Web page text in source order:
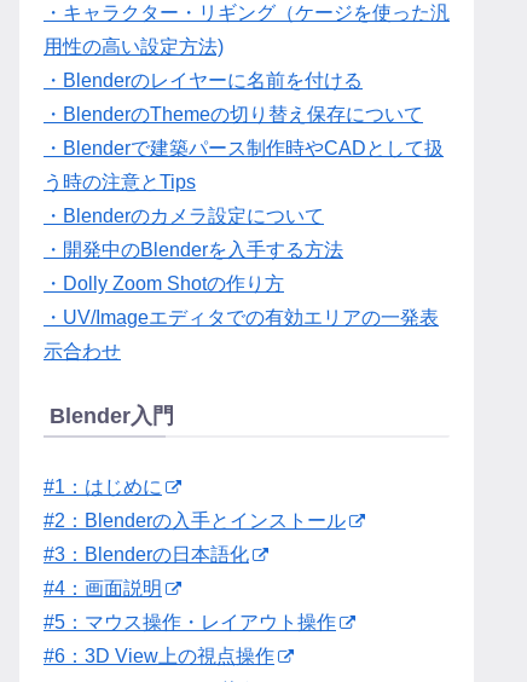
・キャラクター・リギング（ケージを使った汎
用性の高い設定方法)
・Blenderのレイヤーに名前を付ける
・BlenderのThemeの切り替え保存について
・Blenderで建築パース制作時やCADとして扱
う時の注意とTips
・Blenderのカメラ設定について
・開発中のBlenderを入手する方法
・Dolly Zoom Shotの作り方
・UV/Imageエディタでの有効エリアの一発表
示合わせ
Blender入門
#1：はじめに
#2：Blenderの入手とインストール
#3：Blenderの日本語化
#4：画面説明
#5：マウス操作・レイアウト操作
#6：3D View上の視点操作